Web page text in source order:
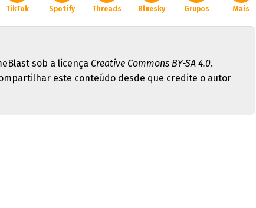
TikTok Spotify Threads Bluesky Grupos Mais
sob a licença Creative Commons BY-SA 4.0.
este conteúdo desde que credite o autor